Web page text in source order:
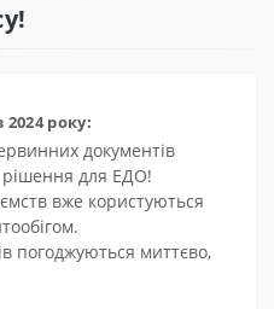
року:
документів
для ЕДО!
вже користуються
погоджуються миттєво,